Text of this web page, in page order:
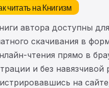
читать на Книгизм
автора доступны для
скачивания в
чтения прямо в
и без навязчивой
на